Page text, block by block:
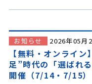
お知らせ 2026年05月
【無料・オンライ
足”時代の「選ばれ
開催（7/14・7/15）